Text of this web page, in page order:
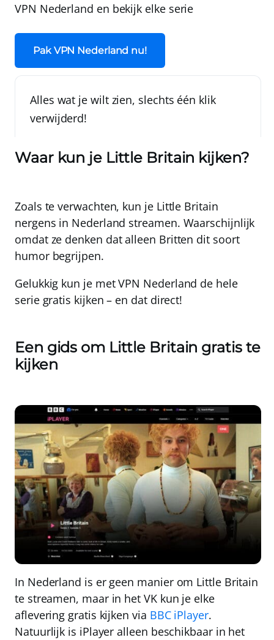
VPN Nederland en bekijk elke serie
Pak VPN Nederland nu!
Alles wat je wilt zien, slechts één klik
verwijderd!
Waar kun je Little Britain kijken?
Zoals te verwachten, kun je Little Britain
nergens in Nederland streamen. Waarschijnlijk
omdat ze denken dat alleen Britten dit soort
humor begrijpen.
Gelukkig kun je metVPN Nederland de hele
serie gratis kijken – en dat direct!
Een gids om Little Britain gratis te
kijken
In Nederland is er geen manier om Little Britain
te streamen, maar in het VK kun je elke
aflevering gratis kijken via BBC iPlayer.
Natuurlijk is iPlayeralleen beschikbaar in het